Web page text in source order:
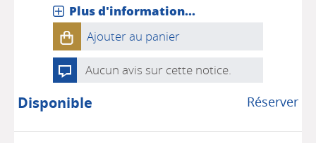
Plus d'information...
Ajouter au panier
Aucun avis sur cette notice.
Réserver
Disponible